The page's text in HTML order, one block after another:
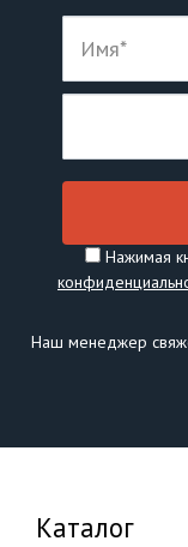
Нажимая
Наш менеджер
Каталог